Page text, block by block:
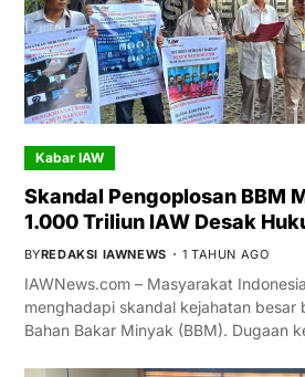
Kabar IAW
Skandal Pengoplosan BBM
1.000 Triliun IAW Desak
BYREDAKSI IAWNEWS 1 TAHUN AGO
IAWNews.com – Masyarakat
menghadapi skandal kejahatan besar
Bahan Bakar Minyak (BBM). Dugaan